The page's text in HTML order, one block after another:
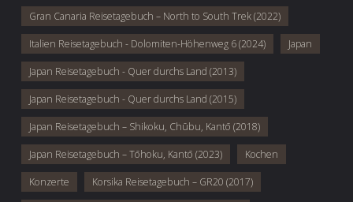
Gran Canaria Reisetagebuch – North to South Trek (2022)
Italien Reisetagebuch - Dolomiten-Höhenweg 6 (2024) Japan
Japan Reisetagebuch - Quer durchs Land (2013)
Japan Reisetagebuch - Quer durchs Land (2015)
Japan Reisetagebuch – Shikoku, Chūbu, Kantō (2018)
Japan Reisetagebuch – Tōhoku, Kantō (2023) Kochen
Konzerte Korsika Reisetagebuch – GR20 (2017)